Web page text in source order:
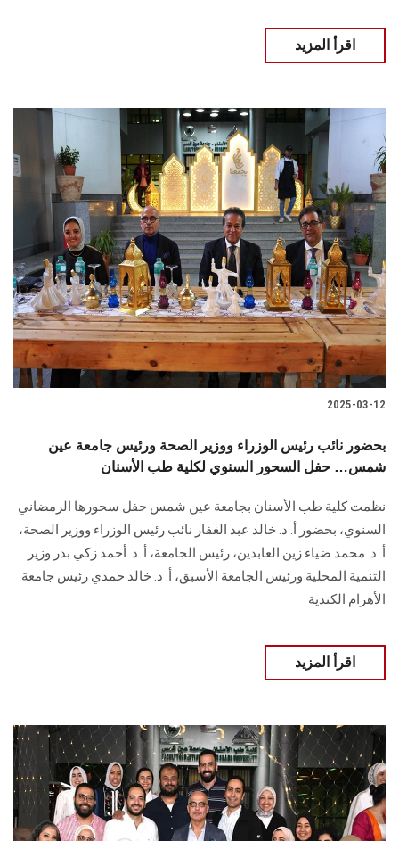
اقرأ المزيد
2025-03-12
بحضور نائب رئيس الوزراء ووزير الصحة ورئيس جامعة عين
شمس… حفل السحور السنوي لكلية طب الأسنان
نظمت كلية طب الأسنان بجامعة عين شمس حفل سحورها الرمضاني
السنوي، بحضور أ. د. خالد عبد الغفار نائب رئيس الوزراء ووزير الصحة،
أ. د. محمد ضياء زين العابدين، رئيس الجامعة، أ. د. أحمد زكي بدر وزير
التنمية المحلية ورئيس الجامعة الأسبق، أ. د. خالد حمدي رئيس جامعة
الأهرام الكندية
اقرأ المزيد